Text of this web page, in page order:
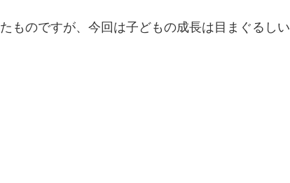
ものですが、今回は子どもの成長は目まぐるしい